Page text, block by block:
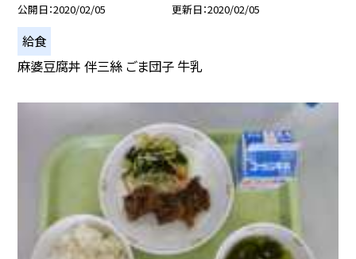
公開日 2020/02/05 更新日 2020/02/05
給食
麻婆豆腐丼 伴三絲 ごま団子 牛乳